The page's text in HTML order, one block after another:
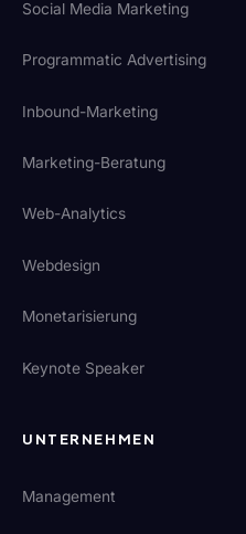
Social Media Marketing
Programmatic Advertising
Inbound-Marketing
Marketing-Beratung
Web-Analytics
Webdesign
Monetarisierung
Keynote Speaker
UNTERNEHMEN
Management